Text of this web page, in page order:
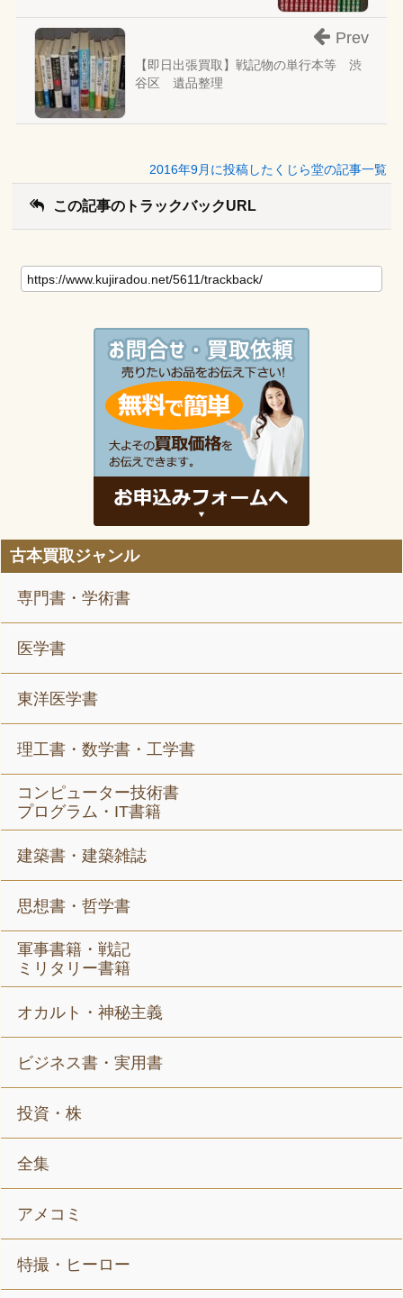
【即日出張買取】戦記物の単行本等 渋
谷区 遺品整理
Prev
2016年9月に投稿したくじら堂の記事一覧
この記事のトラックバックURL
古本買取ジャンル
専門書・学術書
医学書
東洋医学書
理工書・数学書・工学書
コンピューター技術書
プログラム・IT書籍
建築書・建築雑誌
思想書・哲学書
軍事書籍・戦記
ミリタリー書籍
オカルト・神秘主義
ビジネス書・実用書
投資・株
全集
アメコミ
特撮・ヒーロー